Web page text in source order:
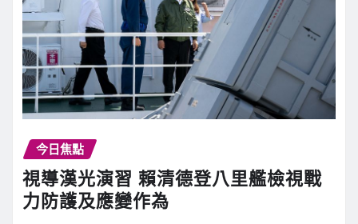
今日焦點
視導漢光演習 賴清德登八里艦檢視戰
力防護及應變作為